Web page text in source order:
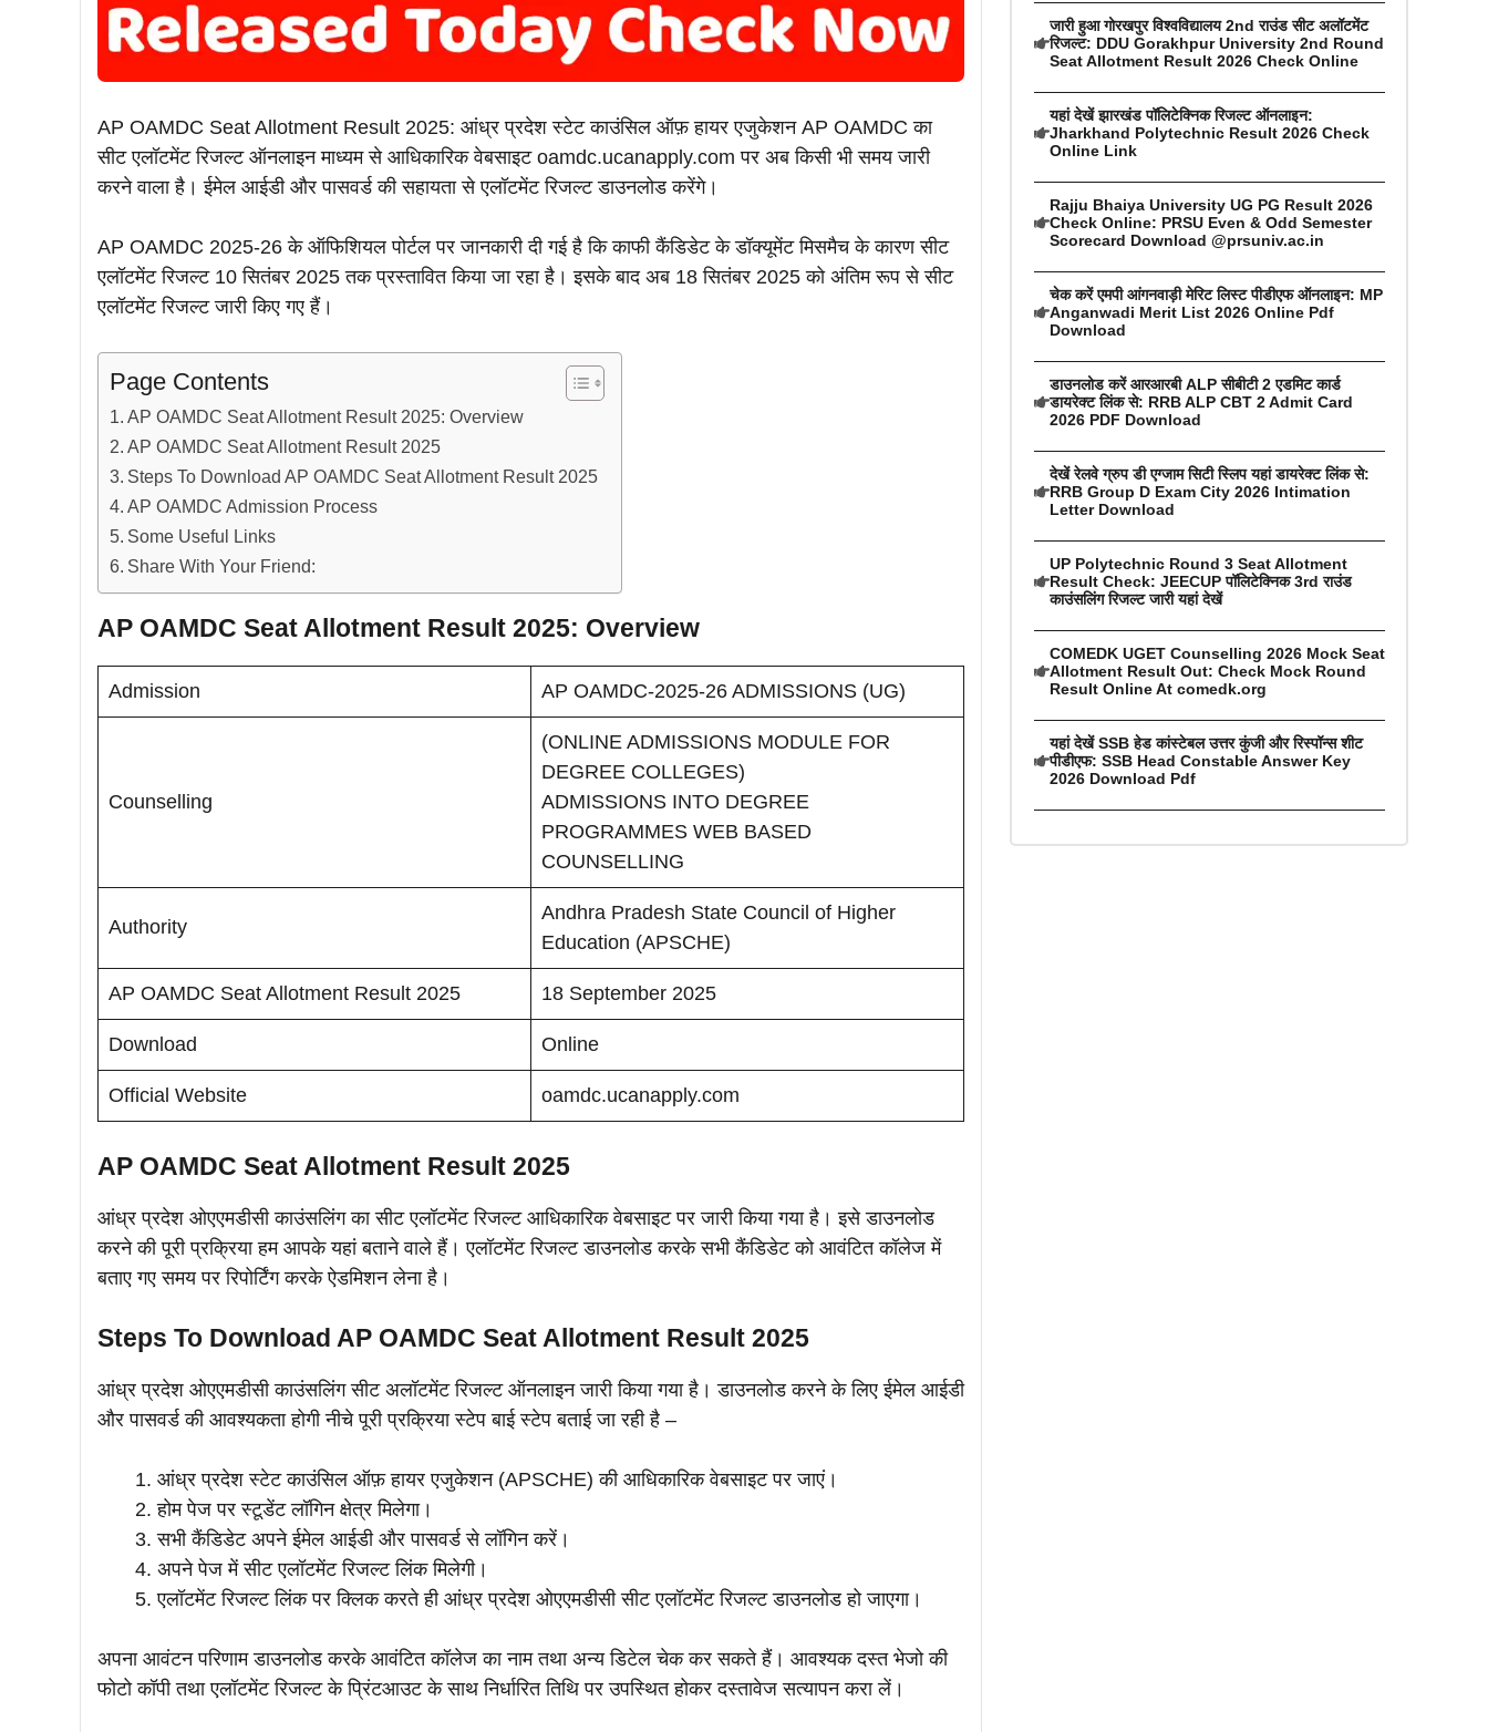
AP OAMDC Seat Allotment Result 2025: आंध्र प्रदेश स्टेट काउंसिल ऑफ़ हायर एजुकेशन AP OAMDC का
सीट एलॉटमेंट रिजल्ट ऑनलाइन माध्यम से आधिकारिक वेबसाइट oamdc.ucanapply.com पर अब किसी भी समय जारी
करने वाला है। ईमेल आईडी और पासवर्ड की सहायता से एलॉटमेंट रिजल्ट डाउनलोड करेंगे।
AP OAMDC 2025-26 के ऑफिशियल पोर्टल पर जानकारी दी गई है कि काफी कैंडिडेट के डॉक्यूमेंट मिसमैच के कारण सीट
एलॉटमेंट रिजल्ट 10 सितंबर 2025 तक प्रस्तावित किया जा रहा है। इसके बाद अब 18 सितंबर 2025 को अंतिम रूप से सीट
एलॉटमेंट रिजल्ट जारी किए गए हैं।
Page Contents
AP OAMDC Seat Allotment Result 2025: Overview
AP OAMDC Seat Allotment Result 2025
Steps To Download AP OAMDC Seat Allotment Result 2025
AP OAMDC Admission Process
Some Useful Links
Share With Your Friend:
AP OAMDC Seat Allotment Result 2025: Overview
Admission AP OAMDC-2025-26 ADMISSIONS (UG)
Counselling
(ONLINE ADMISSIONS MODULE FOR
DEGREE COLLEGES)
ADMISSIONS INTO DEGREE
PROGRAMMES WEB BASED
COUNSELLING
Authority
Andhra Pradesh State Council of Higher
Education (APSCHE)
AP OAMDC Seat Allotment Result 2025 18 September 2025
Download Online
Official Website oamdc.ucanapply.com
AP OAMDC Seat Allotment Result 2025
आंध्र प्रदेश ओएएमडीसी काउंसलिंग का सीट एलॉटमेंट रिजल्ट आधिकारिक वेबसाइट पर जारी किया गया है। इसे डाउनलोड
करने की पूरी प्रक्रिया हम आपके यहां बताने वाले हैं। एलॉटमेंट रिजल्ट डाउनलोड करके सभी कैंडिडेट को आवंटित कॉलेज में
बताए गए समय पर रिपोर्टिंग करके ऐडमिशन लेना है।
Steps To Download AP OAMDC Seat Allotment Result 2025
आंध्र प्रदेश ओएएमडीसी काउंसलिंग सीट अलॉटमेंट रिजल्ट ऑनलाइन जारी किया गया है। डाउनलोड करने के लिए ईमेल आईडी
और पासवर्ड की आवश्यकता होगी नीचे पूरी प्रक्रिया स्टेप बाई स्टेप बताई जा रही है –
आंध्र प्रदेश स्टेट काउंसिल ऑफ़ हायर एजुकेशन (APSCHE) की आधिकारिक वेबसाइट पर जाएं।
होम पेज पर स्टूडेंट लॉगिन क्षेत्र मिलेगा।
सभी कैंडिडेट अपने ईमेल आईडी और पासवर्ड से लॉगिन करें।
अपने पेज में सीट एलॉटमेंट रिजल्ट लिंक मिलेगी।
एलॉटमेंट रिजल्ट लिंक पर क्लिक करते ही आंध्र प्रदेश ओएएमडीसी सीट एलॉटमेंट रिजल्ट डाउनलोड हो जाएगा।
अपना आवंटन परिणाम डाउनलोड करके आवंटित कॉलेज का नाम तथा अन्य डिटेल चेक कर सकते हैं। आवश्यक दस्त भेजो की
फोटो कॉपी तथा एलॉटमेंट रिजल्ट के प्रिंटआउट के साथ निर्धारित तिथि पर उपस्थित होकर दस्तावेज सत्यापन करा लें।
जारी हुआ गोरखपुर विश्वविद्यालय 2nd राउंड सीट अलॉटमेंट
रिजल्ट: DDU Gorakhpur University 2nd Round
Seat Allotment Result 2026 Check Online
यहां देखें झारखंड पॉलिटेक्निक रिजल्ट ऑनलाइन:
Jharkhand Polytechnic Result 2026 Check
Online Link
Rajju Bhaiya University UG PG Result 2026
Check Online: PRSU Even & Odd Semester
Scorecard Download @prsuniv.ac.in
चेक करें एमपी आंगनवाड़ी मेरिट लिस्ट पीडीएफ ऑनलाइन: MP
Anganwadi Merit List 2026 Online Pdf
Download
डाउनलोड करें आरआरबी ALP सीबीटी 2 एडमिट कार्ड
डायरेक्ट लिंक से: RRB ALP CBT 2 Admit Card
2026 PDF Download
देखें रेलवे ग्रुप डी एग्जाम सिटी स्लिप यहां डायरेक्ट लिंक से:
RRB Group D Exam City 2026 Intimation
Letter Download
UP Polytechnic Round 3 Seat Allotment
Result Check: JEECUP पॉलिटेक्निक 3rd राउंड
काउंसलिंग रिजल्ट जारी यहां देखें
COMEDK UGET Counselling 2026 Mock Seat
Allotment Result Out: Check Mock Round
Result Online At comedk.org
यहां देखें SSB हेड कांस्टेबल उत्तर कुंजी और रिस्पॉन्स शीट
पीडीएफ: SSB Head Constable Answer Key
2026 Download Pdf